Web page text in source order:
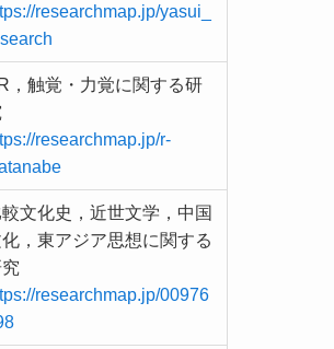
researchmap.jp/yasui_
，触覚・力覚に関する研
researchmap.jp/r-
較文化史，近世文学，中国
，東アジア思想に関する
researchmap.jp/00976